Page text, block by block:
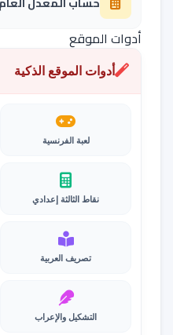
أدوات الموقع
أدوات الموقع الذكية
لعبة الفرنسية
نقاط الثالثة إعدادي
تصريف العربية
التشكيل والإعراب